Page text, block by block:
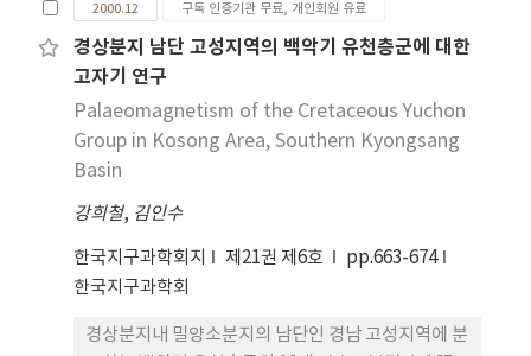
(Authoware)라는 소프트웨어를 개발하여 그 응용
성이 주목되고 있다. 이 오소웨어의 응용성을 파악하
기 위하여 해양에서 발생되는 현상중 가장 대표적이
조석에 따른 해면변위와 그것에 따른 해안비치의 변
동에 오소웨어를 이용하여 WBI를 구성하였다. 현장
조사자료로서는 제주도의 이호 해수욕장의 측량자료
어를 이용하여 원하는 조위변동을 시각화하는데 매우
효율적이며 빠른 시간내에 원하는 웹을 구축하는 툴
이 될수 있음을 알 수 있었다. 따라서 동영상을 요구하
는 다른 형태의 WBI개발에도 적용이 가능할 것으로
사료된다.
2000.12 구독 인증기관 무료, 개인회원 유료
경상분지 남단 고성지역의 백악기 유천층군에 대한
고자기 연구
Palaeomagnetism of the Cretaceous Yuchon
Group in Kosong Area, Southern Kyongsang
Basin
강희철, 김인수
한국지구과학회지 제21권 제6호
pp.663-674
한국지구과학회
경상분지내 밀양소분지의 남단인 경남 고성지역에 분